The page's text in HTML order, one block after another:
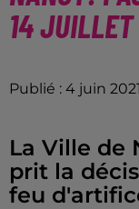
14 JUILLET
Publié : 4 juin
La Ville de
prit la
feu